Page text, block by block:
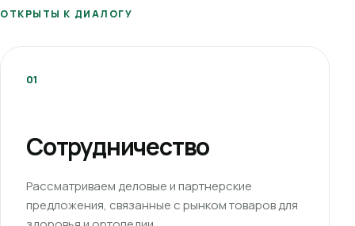
ОТКРЫТЫ К ДИАЛОГУ
01
Сотрудничество
Рассматриваем деловые и партнерские
предложения, связанные с рынком товаров для